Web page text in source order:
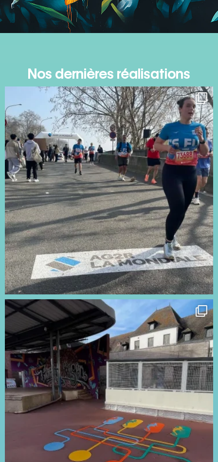
Nos dernières réalisations